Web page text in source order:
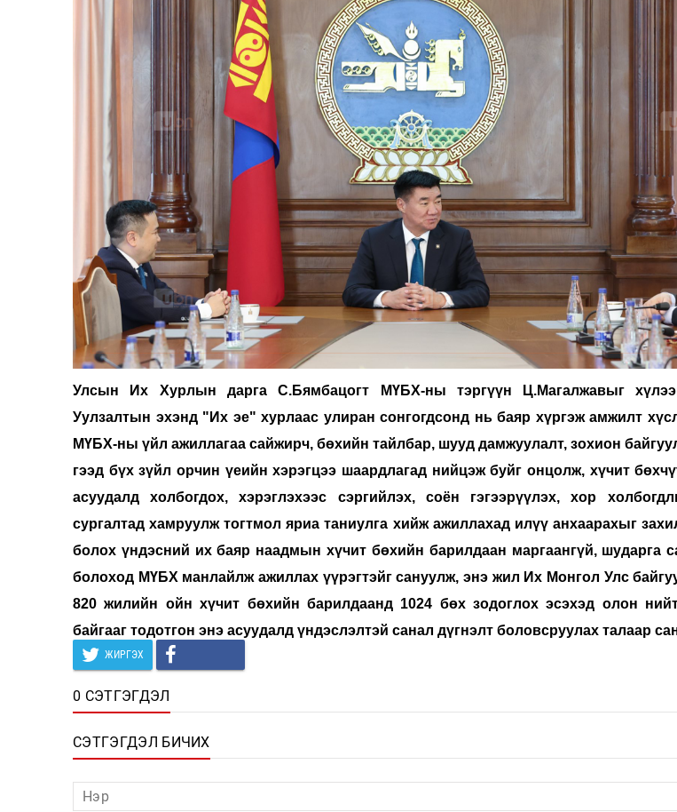
Улсын Их Хурлын дарга С.Бямбацогт МҮБХ-ны тэргүүн Ц.Магалжавыг
Уулзалтын эхэнд "Их эе" хурлаас улиран сонгогдсонд нь баяр хүргэж амжилт
МҮБХ-ны үйл ажиллагаа сайжирч, бөхийн тайлбар, шууд дамжуулалт, зохион
гээд бүх зүйл орчин үеийн хэрэгцээ шаардлагад нийцэж буйг онцолж, хүчит
асуудалд холбогдох, хэрэглэхээс сэргийлэх, соён гэгээрүүлэх, хор
сургалтад хамруулж тогтмол яриа таниулга хийж ажиллахад илүү анхаарахыг
болох үндэсний их баяр наадмын хүчит бөхийн барилдаан маргаангүй, шударга
болоход МҮБХ манлайлж ажиллах үүрэгтэйг сануулж, энэ жил Их Монгол Улс
820 жилийн ойн хүчит бөхийн барилдаанд 1024 бөх зодоглох эсэхэд олон
байгааг тодотгон энэ асуудалд үндэслэлтэй санал дүгнэлт боловсруулах талаар
ЖИРГЭХ
0 СЭТГЭГДЭЛ
СЭТГЭГДЭЛ БИЧИХ